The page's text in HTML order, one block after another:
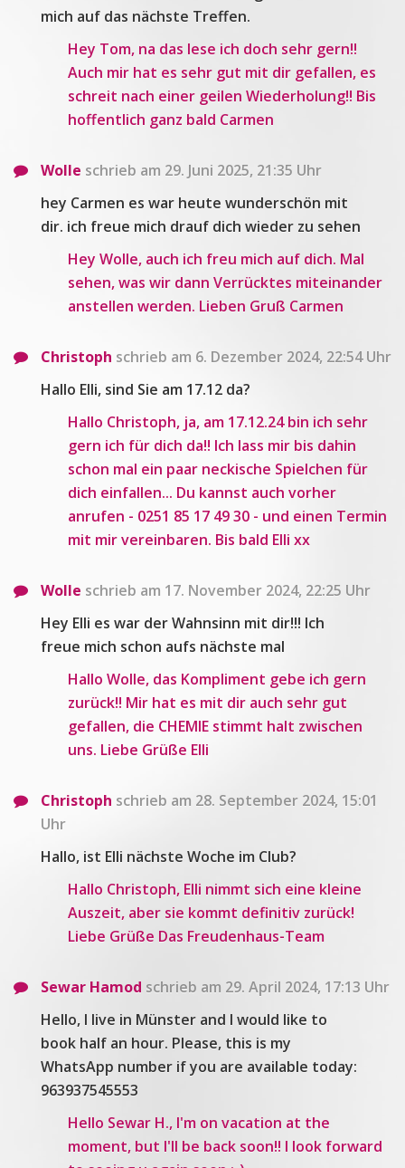
mich auf das nächste Treffen.
Hey Tom, na das lese ich doch sehr gern!!
Auch mir hat es sehr gut mit dir gefallen, es
schreit nach einer geilen Wiederholung!! Bis
hoffentlich ganz bald Carmen
Wolle schrieb am 29. Juni 2025, 21:35 Uhr
hey Carmen es war heute wunderschön mit
dir. ich freue mich drauf dich wieder zu sehen
Hey Wolle, auch ich freu mich auf dich. Mal
sehen, was wir dann Verrücktes miteinander
anstellen werden. Lieben Gruß Carmen
Christoph schrieb am 6. Dezember 2024, 22:54 Uhr
Hallo Elli, sind Sie am 17.12 da?
Hallo Christoph, ja, am 17.12.24 bin ich sehr
gern ich für dich da!! Ich lass mir bis dahin
schon mal ein paar neckische Spielchen für
dich einfallen... Du kannst auch vorher
anrufen - 0251 85 17 49 30 - und einen Termin
mit mir vereinbaren. Bis bald Elli xx
Wolle schrieb am 17. November 2024, 22:25 Uhr
Hey Elli es war der Wahnsinn mit dir!!! Ich
freue mich schon aufs nächste mal
Hallo Wolle, das Kompliment gebe ich gern
zurück!! Mir hat es mit dir auch sehr gut
gefallen, die CHEMIE stimmt halt zwischen
uns. Liebe Grüße Elli
Christoph schrieb am 28. September 2024, 15:01
Uhr
Hallo, ist Elli nächste Woche im Club?
Hallo Christoph, Elli nimmt sich eine kleine
Auszeit, aber sie kommt definitiv zurück!
Liebe Grüße Das Freudenhaus-Team
Sewar Hamod schrieb am 29. April 2024, 17:13 Uhr
Hello, I live in Münster and I would like to
book half an hour. Please, this is my
WhatsApp number if you are available today:
963937545553
Hello Sewar H., I'm on vacation at the
moment, but I'll be back soon!! I look forward